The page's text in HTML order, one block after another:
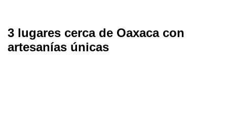
3 lugares cerca de Oaxaca con
artesanías únicas